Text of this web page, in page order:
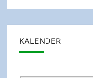
KALENDER